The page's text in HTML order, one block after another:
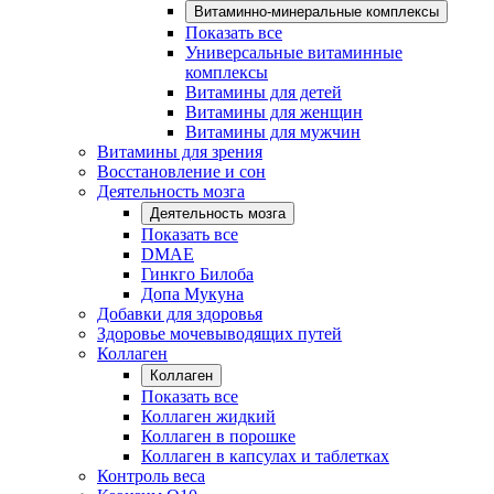
Витаминно-минеральные комплексы
Показать все
Универсальные витаминные
комплексы
Витамины для детей
Витамины для женщин
Витамины для мужчин
Витамины для зрения
Восстановление и сон
Деятельность мозга
Деятельность мозга
Показать все
DMAE
Гинкго Билоба
Допа Мукуна
Добавки для здоровья
Здоровье мочевыводящих путей
Коллаген
Коллаген
Показать все
Коллаген жидкий
Коллаген в порошке
Коллаген в капсулах и таблетках
Контроль веса